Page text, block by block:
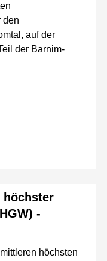
den
auf der
der Barnim-
höchster
-
höchsten